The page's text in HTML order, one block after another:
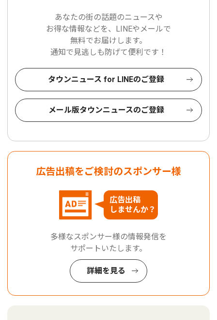
あなたの街の話題のニュースや
お得な情報などを、LINEやメールで
無料でお届けします。
通知で見逃しも防げて便利です！
タウンニュース for LINEのご登録
メール版タウンニュースのご登録
広告出稿をご検討のスポンサー様
広告出稿
しませんか？
多様なスポンサー様の情報発信を
サポートいたします。
詳細を見る